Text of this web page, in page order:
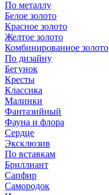
По металлу
Белое золото
Красное золото
Желтое золото
Комбинированное золото
По дизайну
Бегунок
Кресты
Классика
Малинки
Фантазийный
Фауна и флора
Сердце
Эксклюзив
По вставкам
Бриллиант
Сапфир
Самородок